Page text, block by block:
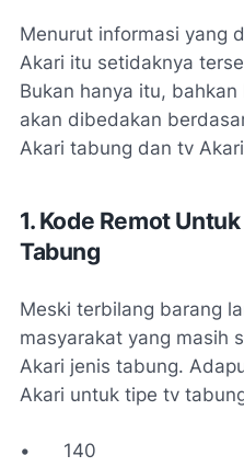
Menurut informasi yang
Akari itu setidaknya
Bukan hanya itu,
akan dibedakan
Akari tabung dan tv Akari
1. Kode Remot
Tabung
Meski terbilang barang
masyarakat yang masih
Akari jenis tabung.
Akari untuk tipe tv
• 140